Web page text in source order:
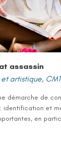
assassin
artistique, CM1
démarche de
identification et
en